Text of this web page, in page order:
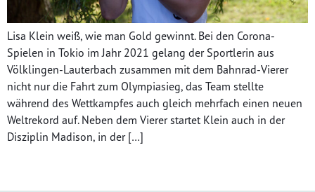
Lisa Klein weiß, wie man Gold gewinnt. Bei den Corona-
Spielen in Tokio im Jahr 2021 gelang der Sportlerin aus
Völklingen-Lauterbach zusammen mit dem Bahnrad-Vierer
nicht nur die Fahrt zum Olympiasieg, das Team stellte
während des Wettkampfes auch gleich mehrfach einen neuen
Weltrekord auf. Neben dem Vierer startet Klein auch in der
Disziplin Madison, in der […]